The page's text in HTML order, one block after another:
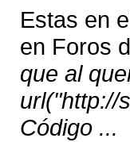
Estas en
en Foros
que al
url("http://
Código ...